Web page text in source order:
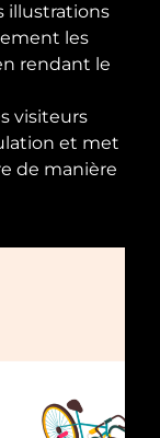
illustrations
les
rendant le
visiteurs
et met
de manière